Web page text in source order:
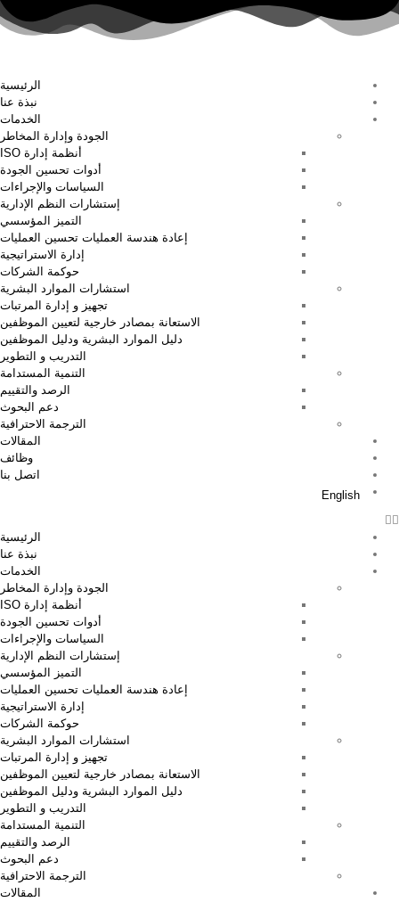
الرئيسية
نبذة عنا
الخدمات
الجودة وإدارة المخاطر
أنظمة إدارة ISO
أدوات تحسين الجودة
السياسات والإجراءات
إستشارات النظم الإدارية
التميز المؤسسي
إعادة هندسة العمليات تحسين العمليات
إدارة الاستراتيجية
حوكمة الشركات
استشارات الموارد البشرية
تجهيز و إدارة المرتبات
الاستعانة بمصادر خارجية لتعيين الموظفين
دليل الموارد البشرية ودليل الموظفين
التدريب و التطوير
التنمية المستدامة
الرصد والتقييم
دعم البحوث
الترجمة الاحترافية
المقالات
وظائف
اتصل بنا
English
الرئيسية
نبذة عنا
الخدمات
الجودة وإدارة المخاطر
أنظمة إدارة ISO
أدوات تحسين الجودة
السياسات والإجراءات
إستشارات النظم الإدارية
التميز المؤسسي
إعادة هندسة العمليات تحسين العمليات
إدارة الاستراتيجية
حوكمة الشركات
استشارات الموارد البشرية
تجهيز و إدارة المرتبات
الاستعانة بمصادر خارجية لتعيين الموظفين
دليل الموارد البشرية ودليل الموظفين
التدريب و التطوير
التنمية المستدامة
الرصد والتقييم
دعم البحوث
الترجمة الاحترافية
المقالات